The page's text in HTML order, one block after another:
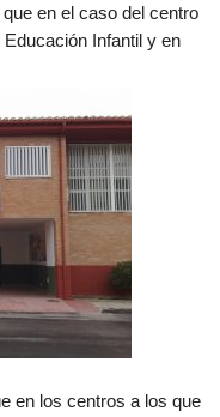
en el caso del centro
Infantil y en
en los centros a los que